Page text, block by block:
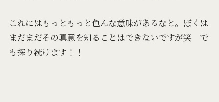
これにはもっともっと色んな意味があるなと。ぼくは
まだまだその真意を知ることはできないですが笑 で
も探り続けます！！